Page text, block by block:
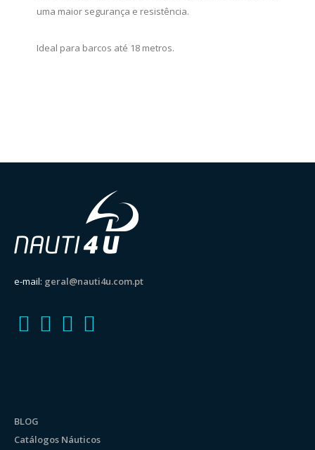
uma maior segurança e resistência.
Ideal para barcos até 18 metros.
e-mail: geral@nauti4u.com.pt
BLOG
Catálogos Náuticos